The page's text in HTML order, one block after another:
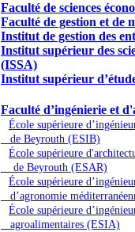
Faculté de sciences
Faculté de gestion et de
Institut de gestion des
Institut supérieur des
(ISSA)
Institut supérieur
Faculté d’ingénierie et
École supérieure
de Beyrouth (ESIB)
École supérieure
de Beyrouth (ESAR)
École supérieure
d’agronomie
École supérieure
agroalimentaires (ESIA)